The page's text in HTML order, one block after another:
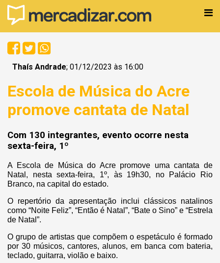
Thaís Andrade; 01/12/2023 às 16:00
Escola de Música do Acre
promove cantata de Natal
Com 130 integrantes, evento ocorre nesta
sexta-feira, 1º
A Escola de Música do Acre promove uma cantata de
Natal, nesta sexta-feira, 1º, às 19h30, no Palácio Rio
Branco, na capital do estado.
O repertório da apresentação inclui clássicos natalinos
como “Noite Feliz”, “Então é Natal”, “Bate o Sino” e “Estrela
de Natal”.
O grupo de artistas que compõem o espetáculo é formado
por 30 músicos, cantores, alunos, em banca com bateria,
teclado, guitarra, violão e baixo.